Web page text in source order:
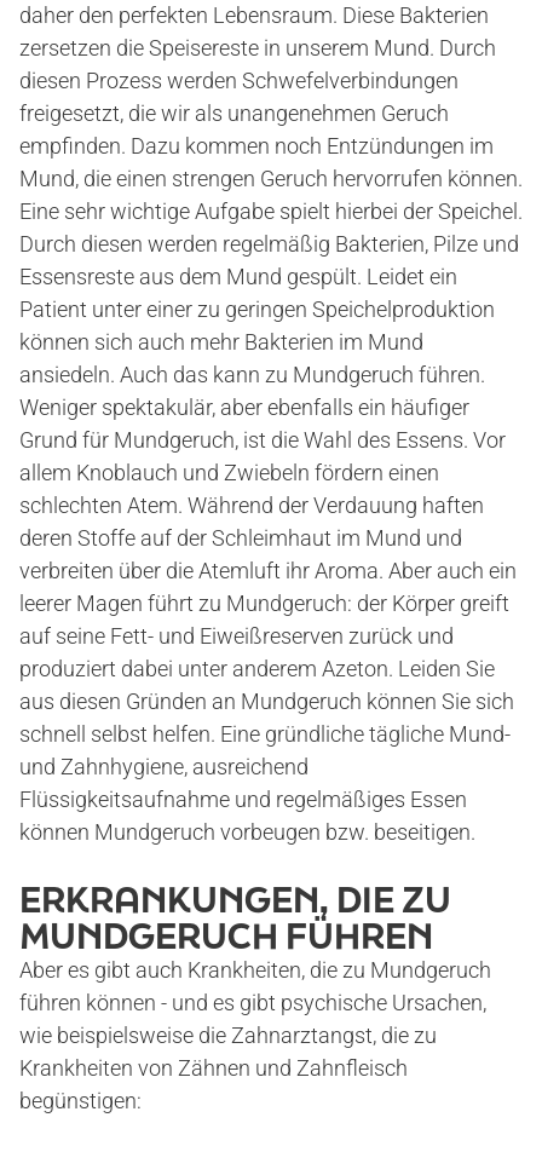
daher den perfekten Lebensraum. Diese Bakterien
zersetzen die Speisereste in unserem Mund. Durch
diesen Prozess werden Schwefelverbindungen
freigesetzt, die wir als unangenehmen Geruch
empfinden. Dazu kommen noch Entzündungen im
Mund, die einen strengen Geruch hervorrufen können.
Eine sehr wichtige Aufgabe spielt hierbei der Speichel.
Durch diesen werden regelmäßig Bakterien, Pilze und
Essensreste aus dem Mund gespült. Leidet ein
Patient unter einer zu geringen Speichelproduktion
können sich auch mehr Bakterien im Mund
ansiedeln. Auch das kann zu Mundgeruch führen.
Weniger spektakulär, aber ebenfalls ein häufiger
Grund für Mundgeruch, ist die Wahl des Essens. Vor
allem Knoblauch und Zwiebeln fördern einen
schlechten Atem. Während der Verdauung haften
deren Stoffe auf der Schleimhaut im Mund und
verbreiten über die Atemluft ihr Aroma. Aber auch ein
leerer Magen führt zu Mundgeruch: der Körper greift
auf seine Fett- und Eiweißreserven zurück und
produziert dabei unter anderem Azeton. Leiden Sie
aus diesen Gründen an Mundgeruch können Sie sich
schnell selbst helfen. Eine gründliche tägliche Mund-
und Zahnhygiene, ausreichend
Flüssigkeitsaufnahme und regelmäßiges Essen
können Mundgeruch vorbeugen bzw. beseitigen.
ERKRANKUNGEN, DIE ZU
MUNDGERUCH FÜHREN
Aber es gibt auch Krankheiten, die zu Mundgeruch
führen können - und es gibt psychische Ursachen,
wie beispielsweise die Zahnarztangst, die zu
Krankheiten von Zähnen und Zahnfleisch
begünstigen: